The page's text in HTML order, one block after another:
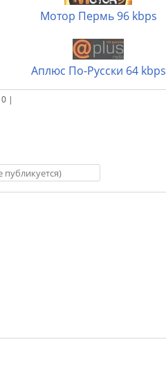
Мотор Пермь 96 kbps
Аплюс По-Русски 64 kbps
0 |